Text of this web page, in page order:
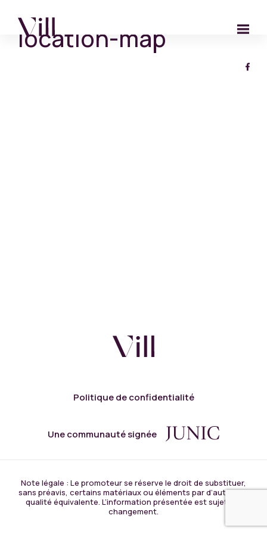
location-map
Politique de confidentialité
Une communauté signée
Note légale : Le promoteur se réserve le droit de substituer,
sans préavis, certains matériaux ou éléments par d’autres de
qualité équivalente. L’information présentée est sujette à
changement.